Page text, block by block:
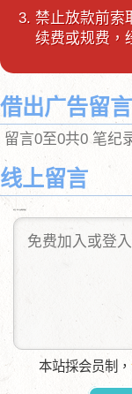
禁止放款前索
续费或规费，
借出广告留
留言0至0共0 笔纪
线上留言
本站採会员制，